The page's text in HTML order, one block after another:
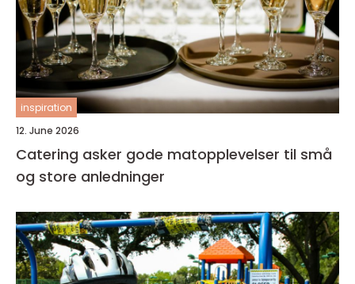
inspiration
12. June 2026
Catering asker gode matopplevelser til små
og store anledninger